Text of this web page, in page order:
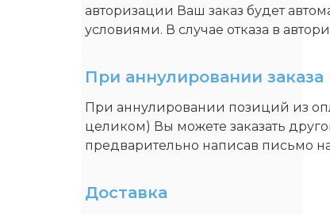
авторизации Ваш заказ будет
условиями. В случае отказа в
При аннулировании заказа
При аннулировании позиций из
целиком) Вы можете заказать
предварительно написав письмо
Доставка